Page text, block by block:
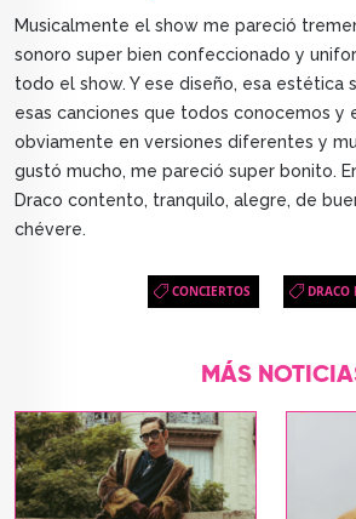
Musicalmente el show me pareció
sonoro super bien confeccionado y
todo el show. Y ese diseño, esa estética
esas canciones que todos conocemos y
obviamente en versiones diferentes y
gustó mucho, me pareció super bonito.
Draco contento, tranquilo, alegre, de
chévere.
CONCIERTOS DRACO
MÁS